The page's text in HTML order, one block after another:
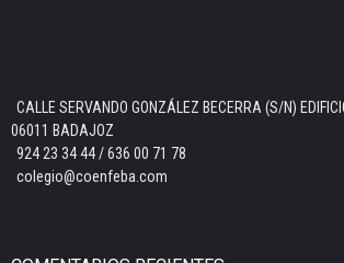
CALLE SERVANDO GONZÁLEZ BECERRA (S/N)
06011 BADAJOZ
924 23 34 44 / 636 00 71 78
colegio@coenfeba.com